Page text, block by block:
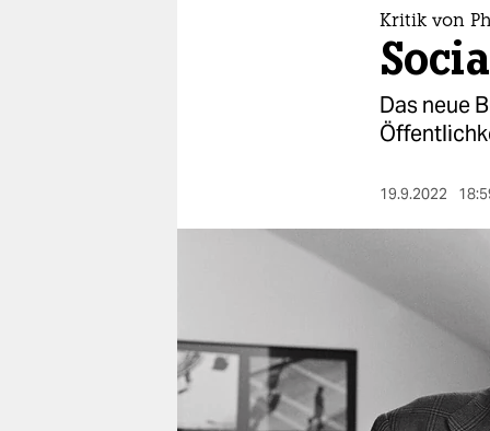
wahrheit
verlag
Kritik von
Das neue
19.9.2022